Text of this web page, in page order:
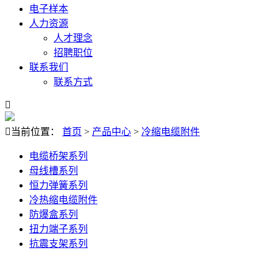
电子样本
人力资源
人才理念
招聘职位
联系我们
联系方式

 当前位置： 首页 > 产品中心 > 冷缩电缆附件
电缆桥架系列
母线槽系列
恒力弹簧系列
冷热缩电缆附件
防爆盒系列
扭力端子系列
抗震支架系列